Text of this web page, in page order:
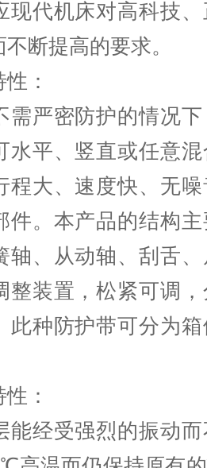
现代机床对高科技
断提高的要求。
：
需严密防护的情况
水平、竖直或任意
程大、速度快、无
件。本产品的结构
轴、从动轴、刮舌
整装置，松紧可调
此种防护带可分为
：
能经受强烈的振动